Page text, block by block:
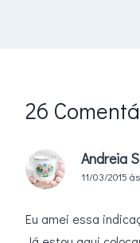
26
Andreia
11/03/2015
Eu amei essa